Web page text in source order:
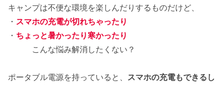
キャンプは不便な環境を楽しんだりするものだけど、
・ スマホの充電が切れちゃったり
・ ちょっと暑かったり寒かったり
こんな悩み解消したくない？
ポータブル電源を持っていると、
スマホの充電もできるし